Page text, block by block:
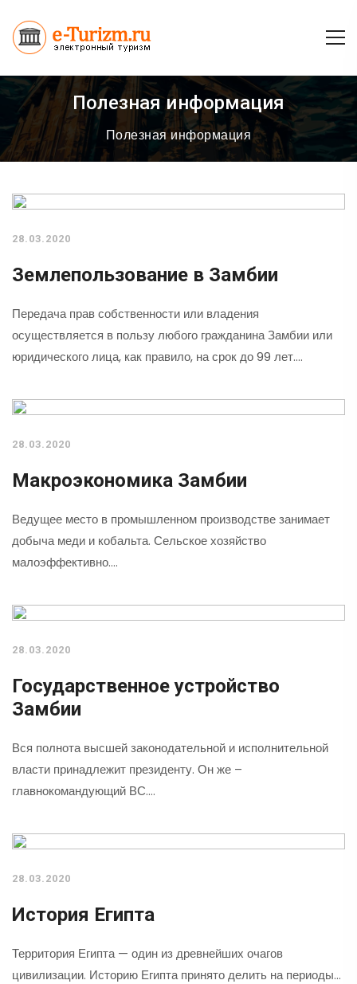
Полезная информация
Полезная информация
28.03.2020
Землепользование в Замбии
Передача прав собственности или владения
осуществляется в пользу любого гражданина Замбии или
юридического лица, как правило, на срок до 99 лет.…
28.03.2020
Макроэкономика Замбии
Ведущее место в промышленном производстве занимает
добыча меди и кобальта. Сельское хозяйство
малоэффективно.…
28.03.2020
Государственное устройство
Замбии
Вся полнота высшей законодательной и исполнительной
власти принадлежит президенту. Он же –
главнокомандующий ВС.…
28.03.2020
История Египта
Территория Египта — один из древнейших очагов
цивилизации. Историю Египта принято делить на периоды…